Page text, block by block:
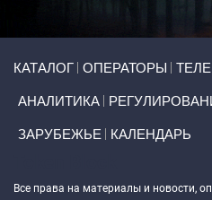
КАТАЛОГ ОПЕРАТОРЫ
АНАЛИТИКА
ЗАРУБЕЖЬЕ КАЛЕНДАРЬ
Все права на материалы и новости,